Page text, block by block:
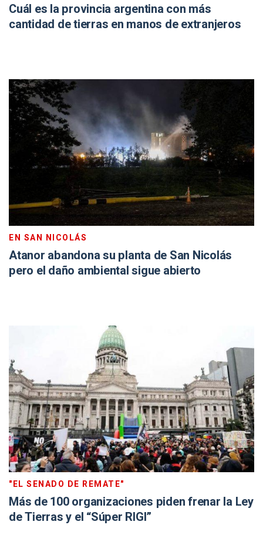
Cuál es la provincia argentina con más
cantidad de tierras en manos de extranjeros
EN SAN NICOLÁS
Atanor abandona su planta de San Nicolás
pero el daño ambiental sigue abierto
"EL SENADO DE REMATE"
Más de 100 organizaciones piden frenar la Ley
de Tierras y el “Súper RIGI”